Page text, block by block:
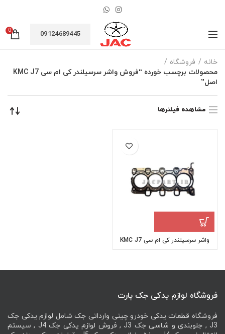
09124689445
0
خانه
فروشگاه
محصولات برچسب خورده “فروش واشر سرسیلندر کی ام سی KMC J7
اصل”
مشاهده فیلترها
واشر سرسیلندر کی ام سی KMC J7
فروشگاه لوازم یدکی جک پارت
فروشگاه قطعات یدکی خودرو چینی وارداتی جک شامل لوازم یدکی جک
J3 , جلوبندی و شاسی جک J3 , فروش لوازم یدکی جک J4 , سیستم